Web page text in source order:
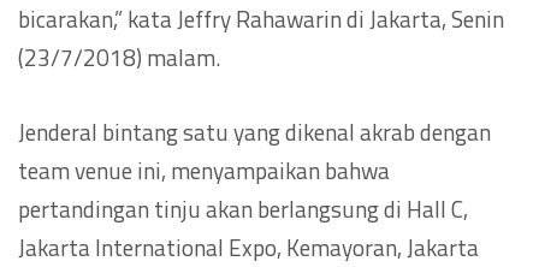
bicarakan,” kata Jeffry Rahawarin di Jakarta, Senin
(23/7/2018) malam.
Jenderal bintang satu yang dikenal akrab dengan
team venue ini, menyampaikan bahwa
pertandingan tinju akan berlangsung di Hall C,
Jakarta International Expo, Kemayoran, Jakarta